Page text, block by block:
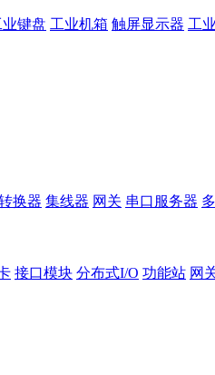
业键盘 工业机箱 触屏显示器 工
换器 集线器 网关 串口服务器
接口模块 分布式I/O 功能站 网